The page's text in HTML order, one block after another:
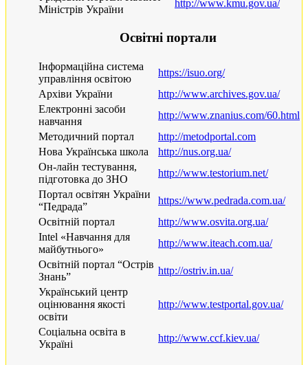
Міністрів України
http://www.kmu.gov.ua/
Освітні портали
Інформаційна система
управління освітою
https://isuo.org/
Архіви України
http://www.archives.gov.ua/
Електронні засоби
навчання
http://www.znanius.com/60.html
Методичний портал
http://metodportal.com
Нова Українська школа
http://nus.org.ua/
Он-лайн тестування,
підготовка до ЗНО
http://www.testorium.net/
Портал освітян України
“Педрада”
https://www.pedrada.com.ua/
Освітній портал
http://www.osvita.org.ua/
Intel «Навчання для
майбутнього»
http://www.iteach.com.ua/
Освітній портал “Острів
Знань”
http://ostriv.in.ua/
Український центр
оцінювання якості
освіти
http://www.testportal.gov.ua/
Соціальна освіта в
Україні
http://www.ccf.kiev.ua/